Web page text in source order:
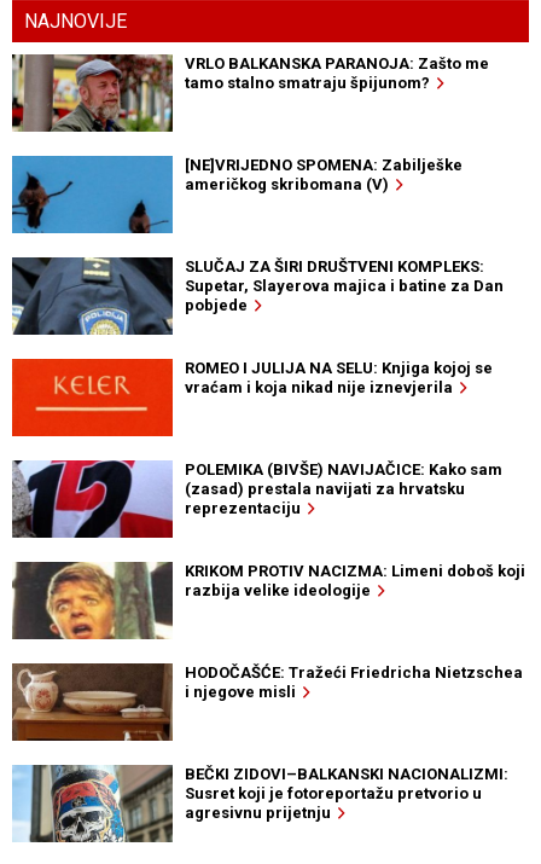
NAJNOVIJE
VRLO BALKANSKA PARANOJA: Zašto me
tamo stalno smatraju špijunom?
[NE]VRIJEDNO SPOMENA: Zabilješke
američkog skribomana (V)
SLUČAJ ZA ŠIRI DRUŠTVENI KOMPLEKS:
Supetar, Slayerova majica i batine za Dan
pobjede
ROMEO I JULIJA NA SELU: Knjiga kojoj se
vraćam i koja nikad nije iznevjerila
POLEMIKA (BIVŠE) NAVIJAČICE: Kako sam
(zasad) prestala navijati za hrvatsku
reprezentaciju
KRIKOM PROTIV NACIZMA: Limeni doboš koji
razbija velike ideologije
HODOČAŠĆE: Tražeći Friedricha Nietzschea
i njegove misli
BEČKI ZIDOVI–BALKANSKI NACIONALIZMI:
Susret koji je fotoreportažu pretvorio u
agresivnu prijetnju